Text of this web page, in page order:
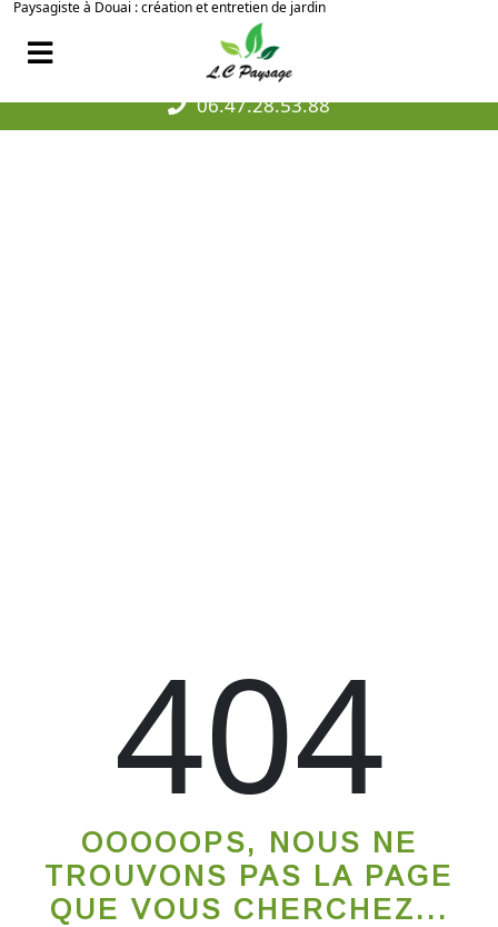
Paysagiste à Douai : création et entretien de jardin
06.47.28.53.88
404
OOOOOPS, NOUS NE
TROUVONS PAS LA PAGE
QUE VOUS CHERCHEZ...